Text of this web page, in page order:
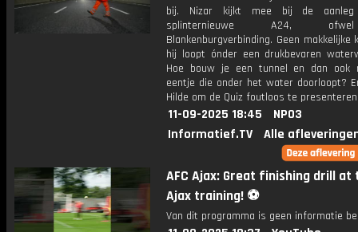
bij. Nizar kijkt mee bij de
splinternieuwe A24,
Blankenburgverbinding. Geen makkelijke
hij loopt ónder een drukbevaren
Hoe bouw je een tunnel en dan ook
eentje die onder het water doorloopt?
Hilde om de Quiz foutloos te
11-09-2025 18:45
NPO3
Informatief.TV
Alle
AFC Ajax: Great finishing drill at
Ajax training! ⚽️
Van dit programma is geen informatie